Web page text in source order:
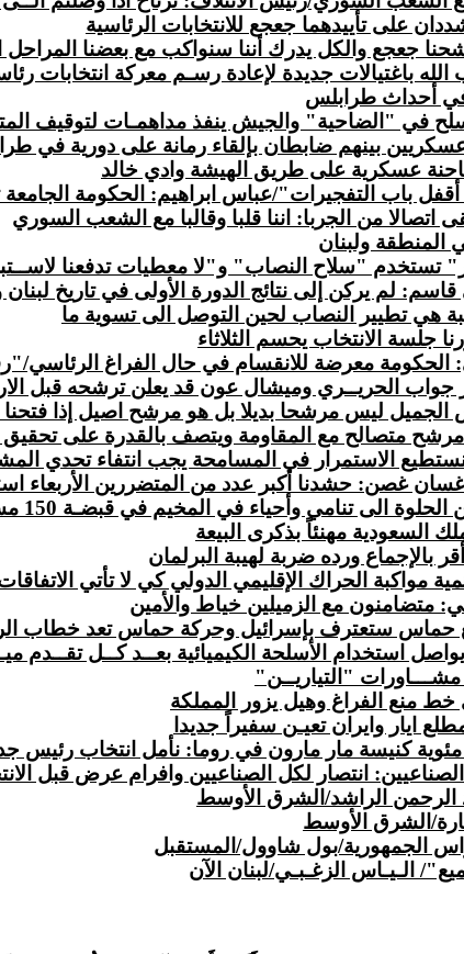
على تأييدهما جعجع للانتخابات الرئاسية
والكل يدرك أننا سنواكب مع بعضنا المراحل
باغتيالات جديدة لإعادة رسـم معركة انتخابات
في "الضاحية" والجيش ينفذ مداهمـات لتوقيف
باب التفجيرات"/عباس ابراهيم: الحكومة
اتصالا من الجربا: اننا قلبا وقالبا مع الشعب السوري
المنطقة ولبنان
لم يركن إلى نتائج الدورة الأولى في تاريخ
هي تطيير النصاب لحين التوصل الى تسوية ما
جلسة الانتخاب يحسم الثلاثاء
الحكومة معرضة للانقسام في حال الفراغ الرئاسي/
الحريــري وميشال عون قد يعلن ترشحه قبل
الجميل ليس مرشحا بديلا بل هو مرشح اصيل إذا
متصالح مع المقاومة ويتصف بالقدرة على تحقيق
الاستمرار في المسامحة يجب انتفاء تحدي
غسان غصن: حشدنا أكبر عدد من المتضررين الأربعاء
الى تنامي وأحياء في المخيم في قبضـة 150 مسلحــا
السعودية مهنئاً بذكرى البيعة
بالإجماع ورده ضربة لهيبة البرلمان
مواكبة الحراك الإقليمي الدولي كي لا تأتي
متضامنون مع الزميلين خياط والأمين
حماس ستعترف بإسرائيل وحركة حماس تعد خطاب
استخدام الأسلحة الكيميائية بعــد كــل تقــدم
"التياريــن"
منع الفراغ وهيل يزور المملكة
ايار وايران تعيـن سفيراً جديدا
كنيسة مار مارون في روما: نأمل انتخاب رئيس جديد
انتصار لكل الصناعيين وافرام عرض قبل الانتخابات
الراشد/الشرق الأوسط
الشرق الأوسط
الجمهورية/بول شاوول/المستقبل
الـيـاس الزغـبـي/لبنان الآن